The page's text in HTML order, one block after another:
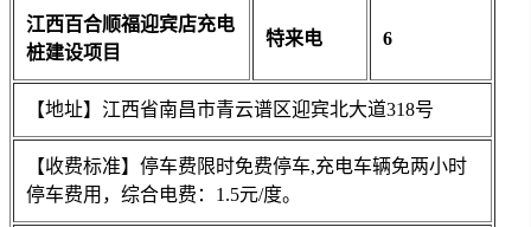
江西百合顺福迎宾店充电
桩建设项目
特来电 6
【地址】江西省南昌市青云谱区迎宾北大道318号
【收费标准】停车费限时免费停车,充电车辆免两小时
停车费用，综合电费：1.5元/度。